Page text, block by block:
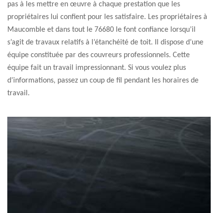
pas à les mettre en œuvre à chaque prestation que les
propriétaires lui confient pour les satisfaire. Les propriétaires à
Maucomble et dans tout le 76680 le font confiance lorsqu’il
s’agit de travaux relatifs à l’étanchéité de toit. Il dispose d’une
équipe constituée par des couvreurs professionnels. Cette
équipe fait un travail impressionnant. Si vous voulez plus
d’informations, passez un coup de fil pendant les horaires de
travail.